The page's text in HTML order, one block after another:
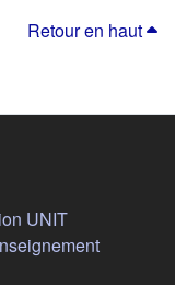
Retour en haut
UNIT(s'ouvre
dans un nouvel